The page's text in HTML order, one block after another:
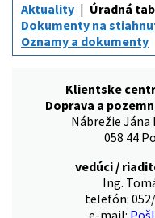
Aktuality
Úradná
Dokumenty na
Oznamy a dokumenty
Klientske
Doprava a
Nábrežie Jána
058 44
vedúci /
Ing.
telefón: